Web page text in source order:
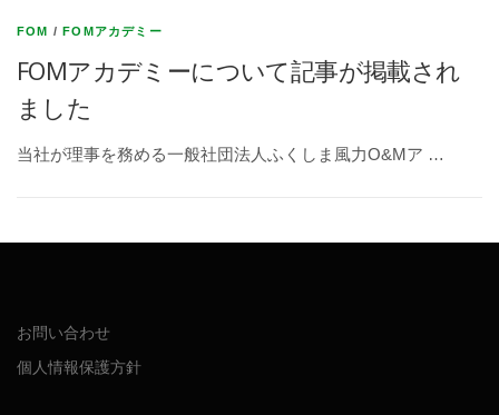
FOM / FOMアカデミー
FOMアカデミーについて記事が掲載され
ました
当社が理事を務める一般社団法人ふくしま風力O&Mア …
お問い合わせ
個人情報保護方針